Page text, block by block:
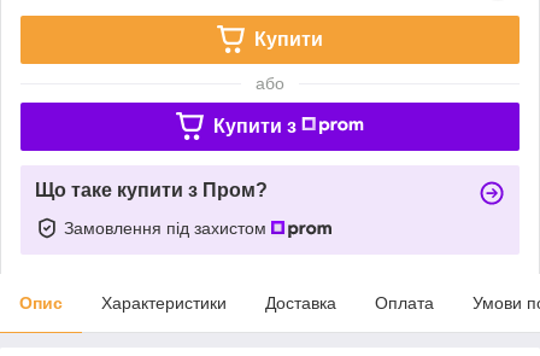
Купити
або
Купити з
Що таке купити з Пром?
Замовлення під захистом
Опис Характеристики Доставка Оплата Умови